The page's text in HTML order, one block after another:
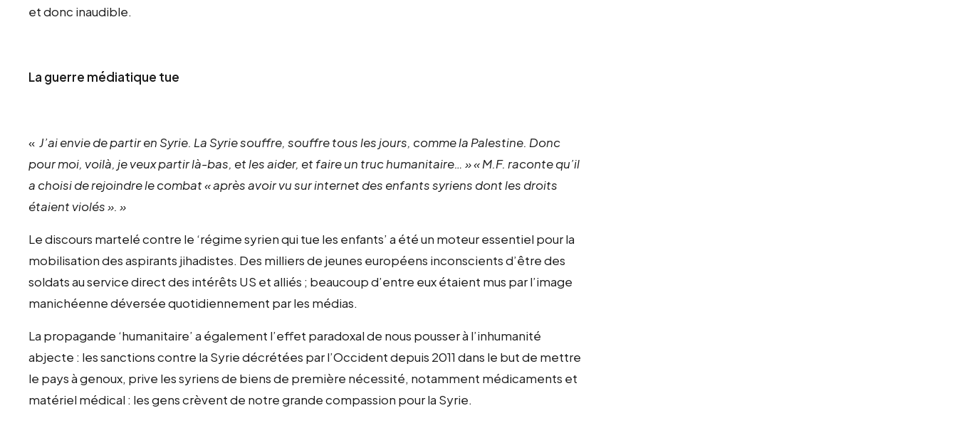
et donc inaudible.
La guerre médiatique tue
«J’ai envie de partir en Syrie. La Syrie souffre, souffre tous les jours, comme la Palestine. Donc
pour moi, voilà, je veux partir là-bas, et les aider, et faire un truc humanitaire… »« M.F. raconte qu’il
a choisi de rejoindre le combat « après avoir vu sur internet des enfants syriens dont les droits
étaient violés ». »
Le discours martelé contre le ‘régime syrien qui tue les enfants’ a été un moteur essentiel pour la
mobilisation des aspirants jihadistes. Des milliers de jeunes européens inconscients d’être des
soldats au service direct des intérêts US et alliés ; beaucoup d’entre eux étaient mus par l’image
manichéenne déversée quotidiennement par les médias.
La propagande ‘humanitaire’ a également l’effet paradoxal de nous pousser à l’inhumanité
abjecte : les sanctions contre la Syrie décrétées par l’Occident depuis 2011 dans le but de mettre
le pays à genoux, prive les syriens de biens de première nécessité, notamment médicaments et
matériel médical : les gens crèvent de notre grande compassion pour la Syrie.